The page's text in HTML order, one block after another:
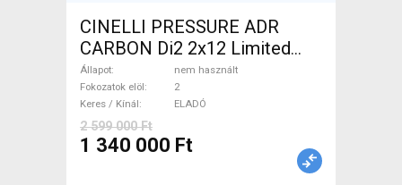
CINELLI PRESSURE ADR
CARBON Di2 2x12 Limited
1of50 0km ÚJ! Országúti
tárcsafék nem használt
ELADÓ
Állapot
nem használt
Fokozatok elöl
2
Keres / Kínál
ELADÓ
2 599 000 Ft
1 340 000 Ft